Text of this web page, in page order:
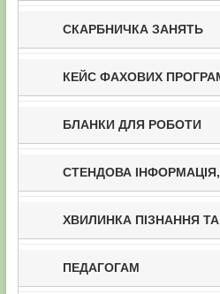
СКАРБНИЧКА ЗАНЯТЬ
КЕЙС ФАХОВИХ
БЛАНКИ ДЛЯ РОБОТИ
СТЕНДОВА
ХВИЛИНКА ПІЗНАННЯ
ПЕДАГОГАМ